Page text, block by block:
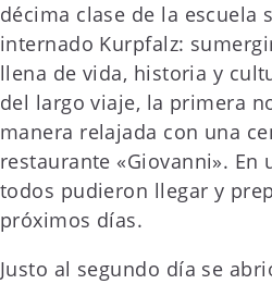
décima clase de la escuela
internado Kurpfalz:
llena de vida, historia y
del largo viaje, la primera
manera relajada con una
restaurante «Giovanni».
todos pudieron llegar y
próximos días.
Justo al segundo día se